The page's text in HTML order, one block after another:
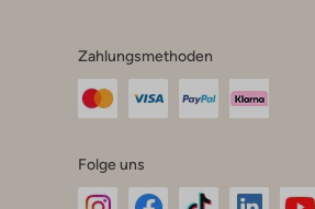
Zahlungsmethoden
Folge uns